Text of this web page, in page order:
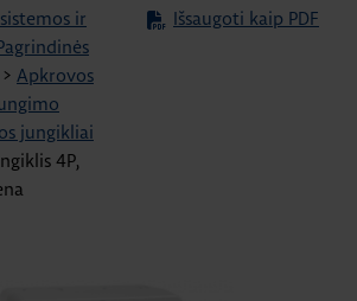
ir
> Apkrovos
jungikliai
4P,
Išsaugoti kaip PDF